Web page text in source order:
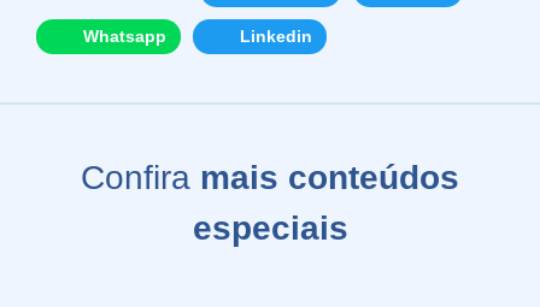
Whatsapp Linkedin
Confira mais conteúdos
especiais